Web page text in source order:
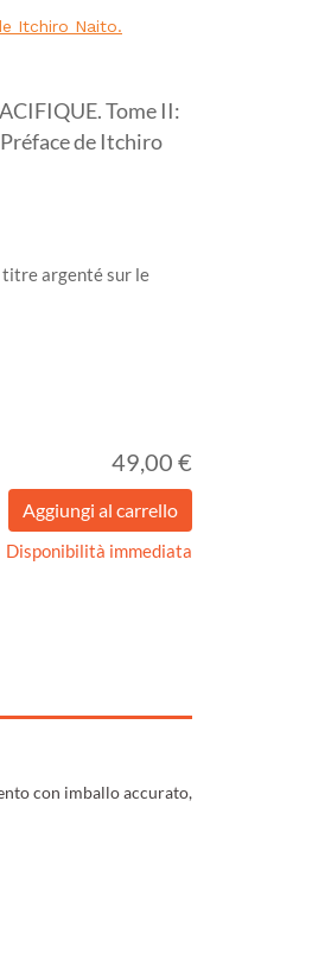
Itchiro Naito.
Tome II:
de Itchiro
titre argenté sur le
49,00 €
Disponibilità immediata
con imballo accurato,